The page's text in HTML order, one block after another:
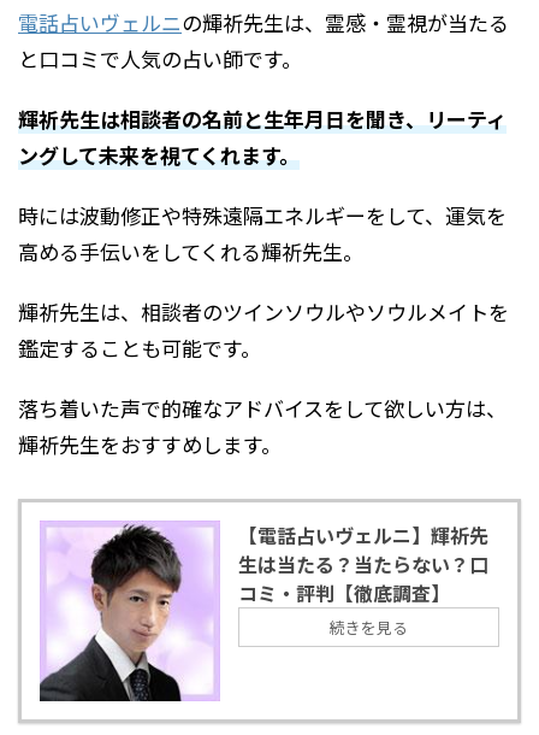
電話占いヴェルニの輝祈先生は、霊感・霊視が当たる
と口コミで人気の占い師です。
輝祈先生は相談者の名前と生年月日を聞き、リーティ
ングして未来を視てくれます。
時には波動修正や特殊遠隔エネルギーをして、運気を
高める手伝いをしてくれる輝祈先生。
輝祈先生は、相談者のツインソウルやソウルメイトを
鑑定することも可能です。
落ち着いた声で的確なアドバイスをして欲しい方は、
輝祈先生をおすすめします。
【電話占いヴェルニ】輝祈先
生は当たる？当たらない？口
コミ・評判【徹底調査】
続きを見る